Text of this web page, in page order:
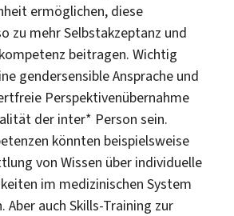
ermöglichen, diese
zu mehr Selbstakzeptanz und
beitragen. Wichtig
gendersensible Ansprache und
Perspektivenübernahme
der inter* Person sein.
könnten beispielsweise
von Wissen über individuelle
im medizinischen System
auch Skills-Training zur